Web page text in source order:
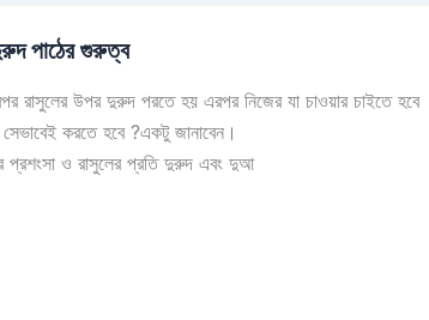
পাঠের গুরুত্ব
উপর দুরুদ পরতে হয় এরপর নিজের যা চাওয়ার চাইতে হবে
করতে হবে ?একটু জানাবেন।
রাসুলের প্রতি দুরুদ এবং দুআ